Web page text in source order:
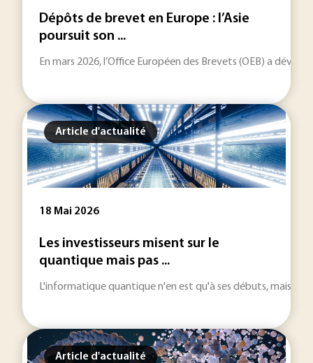
Dépôts de brevet en Europe : l’Asie
poursuit son ...
En mars 2026, l’Office Européen des Brevets (OEB) a
Article d'actualité
18 Mai 2026
Les investisseurs misent sur le
quantique mais pas ...
L'informatique quantique n'en est qu'à ses débuts, mais
Article d'actualité